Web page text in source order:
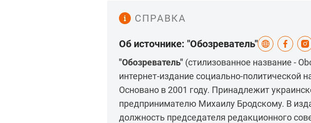
СПРАВКА
Об источнике: "Обозреватель"
"Обозреватель" (стилизованное название -
интернет-издание социально-политической
Основано в 2001 году. Принадлежит
предпринимателю Михаилу Бродскому. В
должность председателя редакционного